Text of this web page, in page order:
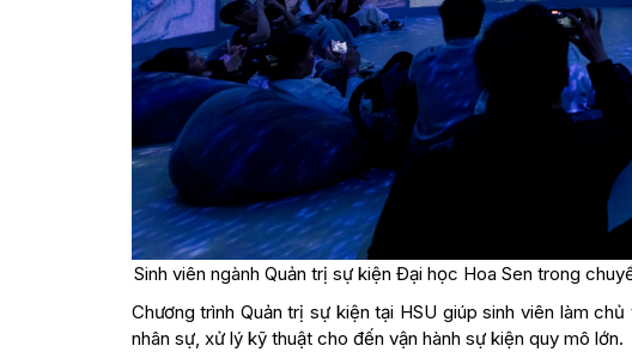
Sinh viên ngành Quản trị sự kiện Đại học Hoa Sen trong
Chương trình Quản trị sự kiện tại HSU giúp sinh viên làm
nhân sự, xử lý kỹ thuật cho đến vận hành sự kiện quy mô lớn.